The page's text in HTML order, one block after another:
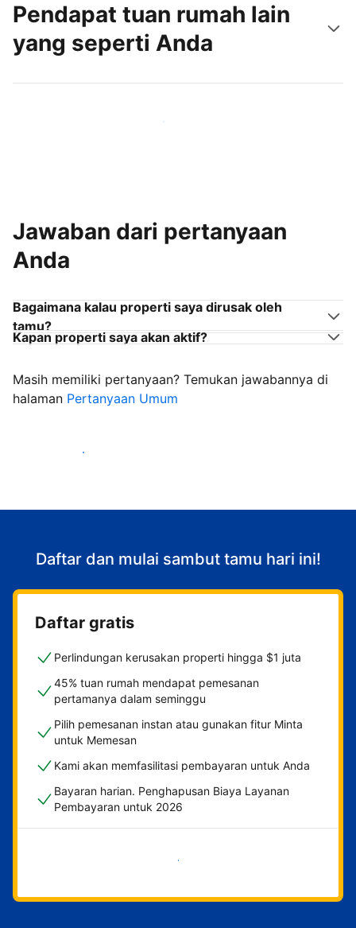
Pendapat tuan rumah lain
yang seperti Anda
Gabung dengan tuan rumah lain seperti Anda
Jawaban dari pertanyaan
Anda
Bagaimana kalau properti saya dirusak oleh
tamu?
Kapan properti saya akan aktif?
Masih memiliki pertanyaan? Temukan jawabannya di
halaman Pertanyaan Umum
Mulai sambut tamu
Daftar dan mulai sambut tamu hari ini!
Daftar gratis
Perlindungan kerusakan properti hingga $1 juta
45% tuan rumah mendapat pemesanan
pertamanya dalam seminggu
Pilih pemesanan instan atau gunakan fitur Minta
untuk Memesan
Kami akan memfasilitasi pembayaran untuk Anda
Bayaran harian. Penghapusan Biaya Layanan
Pembayaran untuk 2026
Mulai sekarang